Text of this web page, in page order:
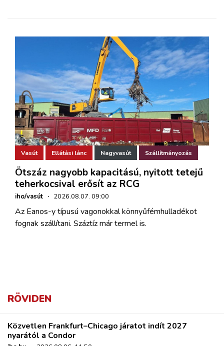
Vasút Ellátási lánc Nagyvasút Szállítmányozás
Ötszáz nagyobb kapacitású, nyitott tetejű
teherkocsival erősít az RCG
iho/vasút · 2026.08.07. 09:00
Az Eanos-y típusú vagonokkal könnyűfémhulladékot
fognak szállítani. Száztíz már termel is.
RÖVIDEN
Közvetlen Frankfurt–Chicago járatot indít 2027
nyarától a Condor